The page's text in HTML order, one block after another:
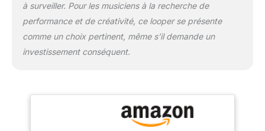
à surveiller. Pour les musiciens à la recherche de
performance et de créativité, ce looper se présente
comme un choix pertinent, même s’il demande un
investissement conséquent.